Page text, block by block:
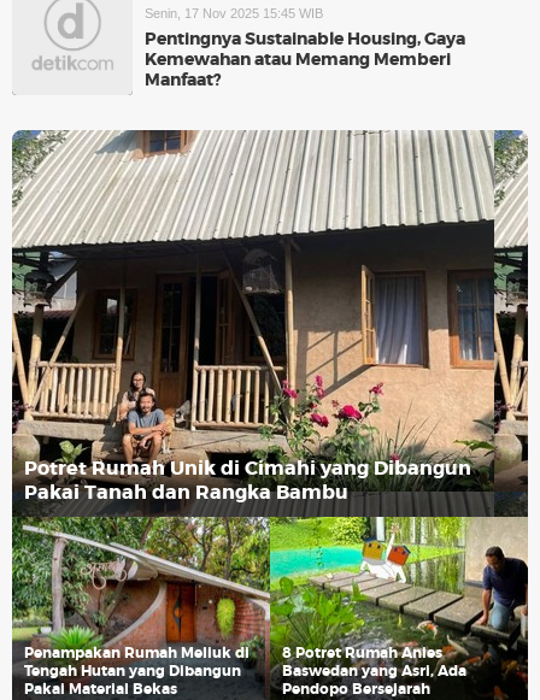
Senin, 17 Nov 2025 15:45 WIB
Pentingnya Sustainable Housing, Gaya
Kemewahan atau Memang Memberi
Manfaat?
Potret Rumah Unik di Cimahi yang Dibangun
Pakai Tanah dan Rangka Bambu
Penampakan Rumah Meliuk di
Tengah Hutan yang Dibangun
Pakai Material Bekas
8 Potret Rumah Anies
Baswedan yang Asri, Ada
Pendopo Bersejarah